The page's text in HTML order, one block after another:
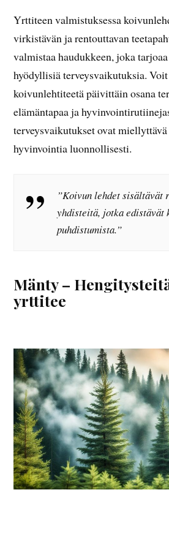
Yrttiteen valmistuksessa
virkistävän ja rentouttavan
valmistaa haudukkeen, joka
hyödyllisiä terveysvaikutuksia.
koivunlehtiteetä päivittäin osana
elämäntapaa ja
terveysvaikutukset ovat
hyvinvointia luonnollisesti.
”Koivun lehdet sisältävät
yhdisteitä, jotka edistävät
puhdistumista.”
Mänty –
yrttitee